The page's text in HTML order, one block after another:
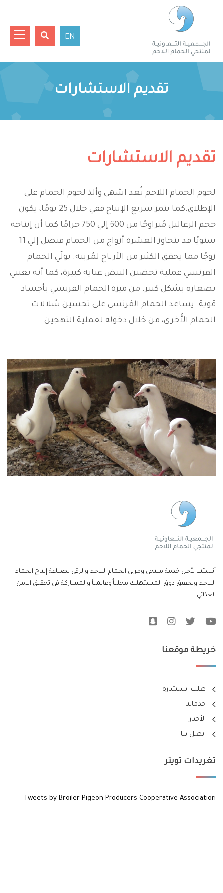
EN
تقديم الاستشارات
تقديم الاستشارات
لحوم الحمام اللاحم تُعد اشهى وألذ لحوم الحمام على
الإطلاق.كما يتمز سريع الإنتاج ففي خلال 25 يومًا، يكون
حجم الزغاليل مُتراوحًا من 600 إلي 750 جرامًا كما أن إنتاجه
سنويًا قد يتجاوز العشرة أزواج من الحمام فيصل إلي 11
زوجًا مما يحقق الكثير من الأرباح لمُربيه. يولّي الحمام
الفرنسي عملية تحضين البيض عناية كبيرة، كما أنه يعتني
بصغاره بشكل كبير. من ميزة الحمام الفرنسي بأجساد
قوية. يساعد الحمام الفرنسي على تحسين سُلالات
الحمام الأُخرى، من خلال دخوله لعملية التهجين.
أنشئت لأجل خدمة منتجي ومربي الحمام اللاحم والرقي بصناعة إنتاج الحمام
اللاحم وتحقيق ذوق المستهلك محلياُ وعالمياً والمشاركة في تحقيق الامن
الغذائي
خريطة موقعنا
طلب استشارة
خدماتنا
الأخبار
اتصل بنا
تغريدات تويتر
Tweets by Broiler Pigeon Producers Cooperative Association